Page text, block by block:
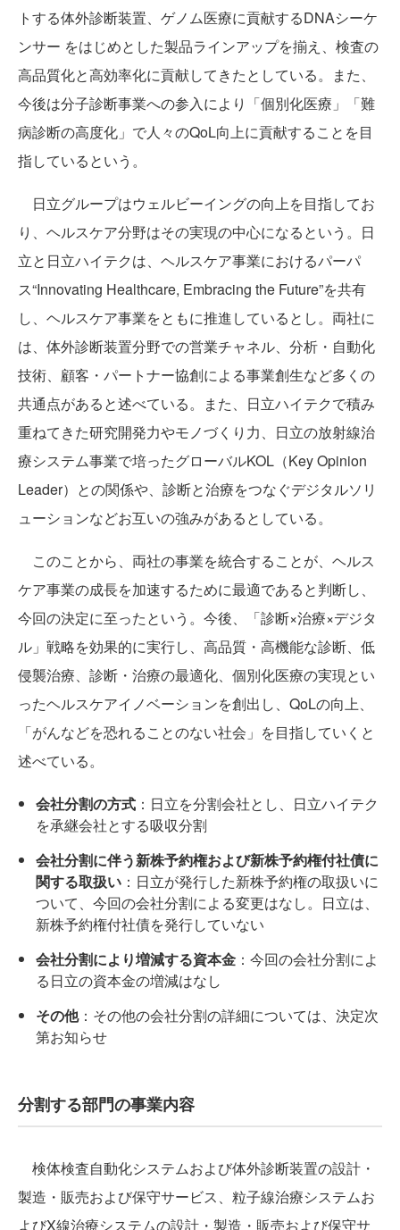
トする体外診断装置、ゲノム医療に貢献するDNAシーケ
ンサー をはじめとした製品ラインアップを揃え、検査の
高品質化と高効率化に貢献してきたとしている。また、
今後は分子診断事業への参入により「個別化医療」「難
病診断の高度化」で人々のQoL向上に貢献することを目
指しているという。
日立グループはウェルビーイングの向上を目指してお
り、ヘルスケア分野はその実現の中心になるという。日
立と日立ハイテクは、ヘルスケア事業におけるパーパ
ス“Innovating Healthcare, Embracing the Future”を共有
し、ヘルスケア事業をともに推進しているとし。両社に
は、体外診断装置分野での営業チャネル、分析・自動化
技術、顧客・パートナー協創による事業創生など多くの
共通点があると述べている。また、日立ハイテクで積み
重ねてきた研究開発力やモノづくり力、日立の放射線治
療システム事業で培ったグローバルKOL（Key Opinion
Leader）との関係や、診断と治療をつなぐデジタルソリ
ューションなどお互いの強みがあるとしている。
このことから、両社の事業を統合することが、ヘルス
ケア事業の成長を加速するために最適であると判断し、
今回の決定に至ったという。今後、「診断×治療×デジタ
ル」戦略を効果的に実行し、高品質・高機能な診断、低
侵襲治療、診断・治療の最適化、個別化医療の実現とい
ったヘルスケアイノベーションを創出し、QoLの向上、
「がんなどを恐れることのない社会」を目指していくと
述べている。
会社分割の方式 ：日立を分割会社とし、日立ハイテク
を承継会社とする吸収分割
会社分割に伴う新株予約権および新株予約権付社債に
関する取扱い ：日立が発行した新株予約権の取扱いに
ついて、今回の会社分割による変更はなし。日立は、
新株予約権付社債を発行していない
会社分割により増減する資本金 ：今回の会社分割によ
る日立の資本金の増減はなし
その他：その他の会社分割の詳細については、決定次
第お知らせ
分割する部門の事業内容
検体検査自動化システムおよび体外診断装置の設計・
製造・販売および保守サービス、粒子線治療システムお
よびX線治療システムの設計・製造・販売および保守サ